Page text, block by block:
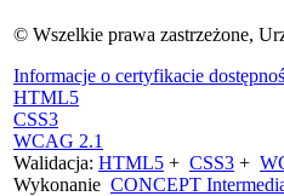
© Wszelkie prawa zastrzeżone,
Informacje o certyfikacie
HTML5
CSS3
WCAG 2.1
Walidacja: HTML5 + CSS3 +
Wykonanie CONCEPT